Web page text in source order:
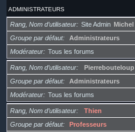
ADMINISTRATEURS
Rang, Nom d’utilisateur Site Admin Michel
Groupe par défaut
Administrateurs
Modérateur
Tous les forums
Rang, Nom d’utilisateur
Pierrebouteloup
Groupe par défaut
Administrateurs
Modérateur
Tous les forums
Rang, Nom d’utilisateur
Thien
Groupe par défaut
Professeurs